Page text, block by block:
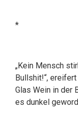
*
„Kein Mensch
Bullshit!“,
Glas Wein in der
es dunkel